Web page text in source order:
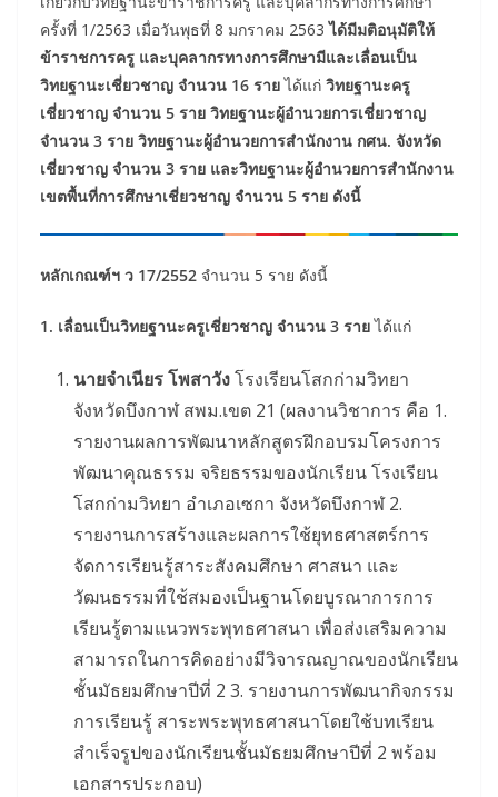
ครั้งที่ 1/2563 เมื่อวันพุธที่ 8 มกราคม 2563ได้มีมติอนุมัติให้
ข้าราชการครู และบุคลากรทางการศึกษามีและเลื่อนเป็น
วิทยฐานะเชี่ยวชาญ จำนวน 16 รายได้แก่ วิทยฐานะครู
เชี่ยวชาญ จำนวน 5 ราย วิทยฐานะผู้อำนวยการเชี่ยวชาญ
จำนวน 3 ราย วิทยฐานะผู้อำนวยการสำนักงาน กศน. จังหวัด
เชี่ยวชาญ จำนวน 3 ราย และวิทยฐานะผู้อำนวยการสำนักงาน
เขตพื้นที่การศึกษาเชี่ยวชาญ จำนวน 5 ราย ดังนี้
หลักเกณฑ์ฯ ว 17/2552 จำนวน 5 ราย ดังนี้
1. เลื่อนเป็นวิทยฐานะครูเชี่ยวชาญ จำนวน 3 รายได้แก่
นายจำเนียร โพสาวังโรงเรียนโสกก่ามวิทยา
จังหวัดบึงกาฬ สพม.เขต 21 (ผลงานวิชาการ คือ 1.
รายงานผลการพัฒนาหลักสูตรฝึกอบรมโครงการ
พัฒนาคุณธรรม จริยธรรมของนักเรียน โรงเรียน
โสกก่ามวิทยา อำเภอเซกา จังหวัดบึงกาฬ 2.
รายงานการสร้างและผลการใช้ยุทธศาสตร์การ
จัดการเรียนรู้สาระสังคมศึกษา ศาสนา และ
วัฒนธรรมที่ใช้สมองเป็นฐานโดยบูรณาการการ
เรียนรู้ตามแนวพระพุทธศาสนา เพื่อส่งเสริมความ
สามารถในการคิดอย่างมีวิจารณญาณของนักเรียน
ชั้นมัธยมศึกษาปีที่ 2 3. รายงานการพัฒนากิจกรรม
การเรียนรู้ สาระพระพุทธศาสนาโดยใช้บทเรียน
สำเร็จรูปของนักเรียนชั้นมัธยมศึกษาปีที่ 2 พร้อม
เอกสารประกอบ)